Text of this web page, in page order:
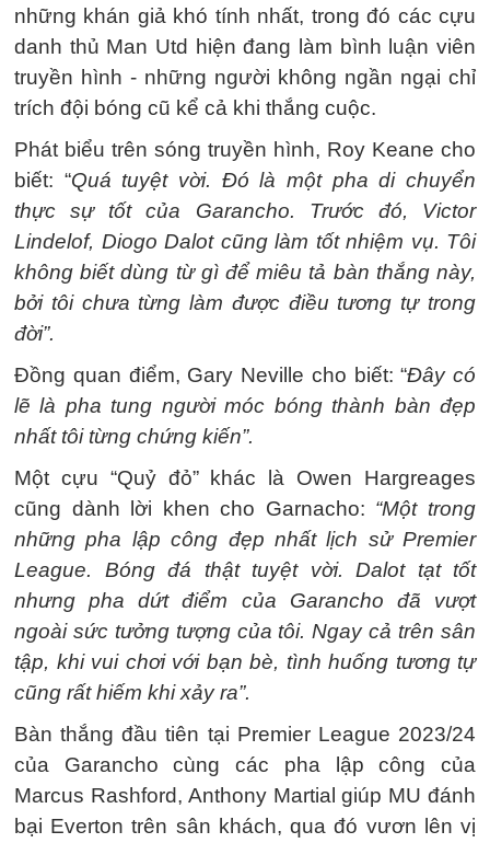
những khán giả khó tính nhất, trong đó các cựu
danh thủ Man Utd hiện đang làm bình luận viên
truyền hình - những người không ngần ngại chỉ
trích đội bóng cũ kể cả khi thắng cuộc.
Phát biểu trên sóng truyền hình, Roy Keane cho
biết: “Quá tuyệt vời. Đó là một pha di chuyển
thực sự tốt của Garancho. Trước đó, Victor
Lindelof, Diogo Dalot cũng làm tốt nhiệm vụ. Tôi
không biết dùng từ gì để miêu tả bàn thắng này,
bởi tôi chưa từng làm được điều tương tự trong
đời”.
Đồng quan điểm, Gary Neville cho biết: “Đây có
lẽ là pha tung người móc bóng thành bàn đẹp
nhất tôi từng chứng kiến”.
Một cựu “Quỷ đỏ” khác là Owen Hargreages
cũng dành lời khen cho Garnacho: “Một trong
những pha lập công đẹp nhất lịch sử Premier
League. Bóng đá thật tuyệt vời. Dalot tạt tốt
nhưng pha dứt điểm của Garancho đã vượt
ngoài sức tưởng tượng của tôi. Ngay cả trên sân
tập, khi vui chơi với bạn bè, tình huống tương tự
cũng rất hiếm khi xảy ra”.
Bàn thắng đầu tiên tại Premier League 2023/24
của Garancho cùng các pha lập công của
Marcus Rashford, Anthony Martial giúp MU đánh
bại Everton trên sân khách, qua đó vươn lên vị